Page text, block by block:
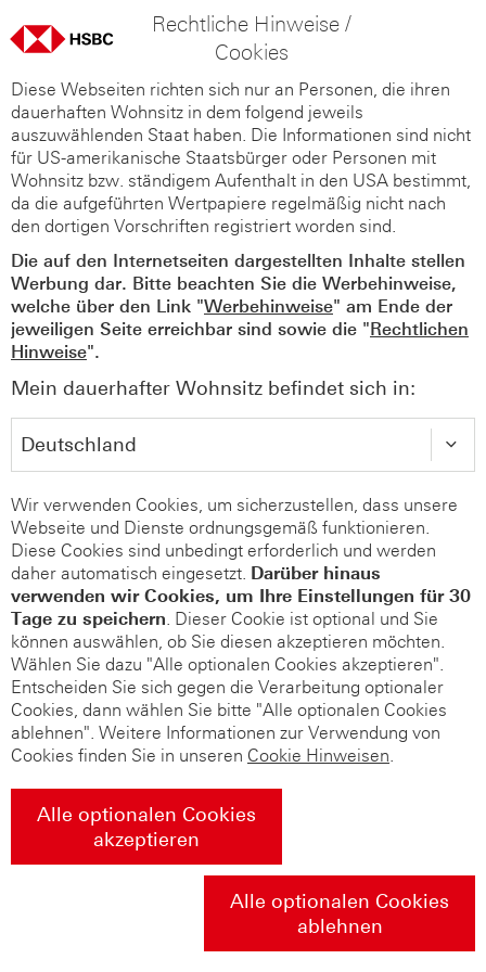
Rechtliche Hinweise /
Cookies
Diese Webseiten richten sich nur an Personen, die ihren
dauerhaften Wohnsitz in dem folgend jeweils
auszuwählenden Staat haben. Die Informationen sind nicht
für US-amerikanische Staatsbürger oder Personen mit
Wohnsitz bzw. ständigem Aufenthalt in den USA bestimmt,
da die aufgeführten Wertpapiere regelmäßig nicht nach
den dortigen Vorschriften registriert worden sind.
Die auf den Internetseiten dargestellten Inhalte stellen
Werbung dar. Bitte beachten Sie die Werbehinweise,
welche über den Link "Werbehinweise" am Ende der
jeweiligen Seite erreichbar sind sowie die "Rechtlichen
Hinweise".
Mein dauerhafter Wohnsitz befindet sich in:
Wir verwenden Cookies, um sicherzustellen, dass unsere
Webseite und Dienste ordnungsgemäß funktionieren.
Diese Cookies sind unbedingt erforderlich und werden
daher automatisch eingesetzt. Darüber hinaus
verwenden wir Cookies, um Ihre Einstellungen für 30
Tage zu speichern. Dieser Cookie ist optional und Sie
können auswählen, ob Sie diesen akzeptieren möchten.
Wählen Sie dazu "Alle optionalen Cookies akzeptieren".
Entscheiden Sie sich gegen die Verarbeitung optionaler
Cookies, dann wählen Sie bitte "Alle optionalen Cookies
ablehnen". Weitere Informationen zur Verwendung von
Cookies finden Sie in unseren Cookie Hinweisen.
Alle optionalen Cookies
akzeptieren
Alle optionalen Cookies
ablehnen